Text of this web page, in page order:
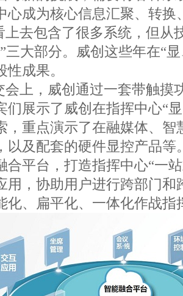
心成为核心信息汇聚、转换
去包含了很多系统，但从
三大部分。威创这些年在“
成果。
，威创通过一套带触摸
们展示了威创在指挥中心“
，重点演示了在融媒体、智
以及配套的硬件显控产品等
合平台，打造指挥中心“一
用，协助用户进行跨部门
化、扁平化、一体化作战指